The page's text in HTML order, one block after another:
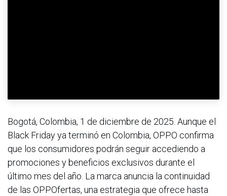
Bogotá, Colombia, 1 de diciembre de 2025. Aunque el
Black Friday ya terminó en Colombia, OPPO confirma
que los consumidores podrán seguir accediendo a
promociones y beneficios exclusivos durante el
último mes del año. La marca anuncia la continuidad
de las OPPOfertas, una estrategia que ofrece hasta